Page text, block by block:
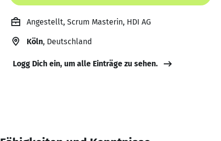
Angestellt, Scrum Masterin, HDI AG
Köln, Deutschland
Logg Dich ein, um alle Einträge zu sehen.